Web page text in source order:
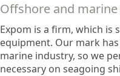
Offshore and
Expom is a firm, which is
equipment. Our mark
marine industry, so we
necessary on seagoing